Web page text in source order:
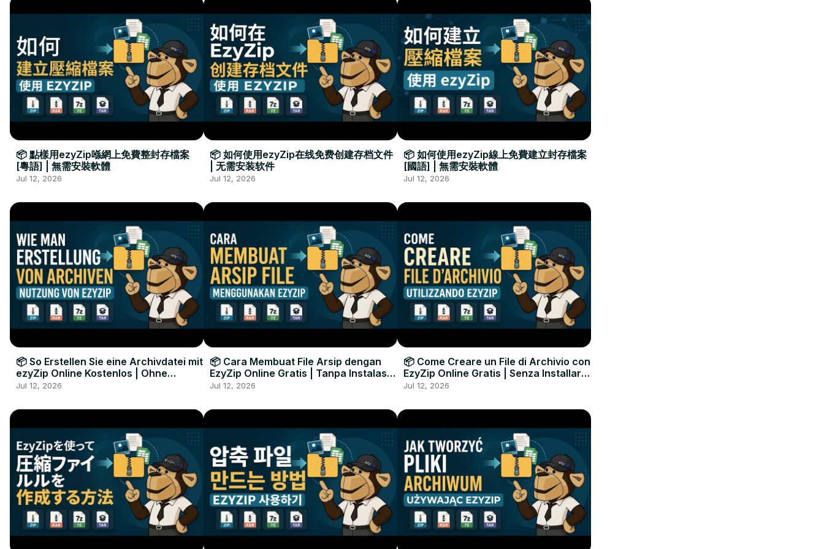
📦 點樣用ezyZip喺網上免費整封存檔案
[粵語] | 無需安裝軟體
Jul 12, 2026
📦 如何使用ezyZip在线免费创建存档文件
| 无需安装软件
Jul 12, 2026
📦 如何使用ezyZip線上免費建立封存檔案
[國語] | 無需安裝軟體
Jul 12, 2026
📦 So Erstellen Sie eine Archivdatei mit
ezyZip Online Kostenlos | Ohne
Softwareinstallation
Jul 12, 2026
📦 Cara Membuat File Arsip dengan
EzyZip Online Gratis | Tanpa Instalasi
Perangkat Lunak
Jul 12, 2026
📦 Come Creare un File di Archivio con
EzyZip Online Gratis | Senza Installare
Software
Jul 12, 2026